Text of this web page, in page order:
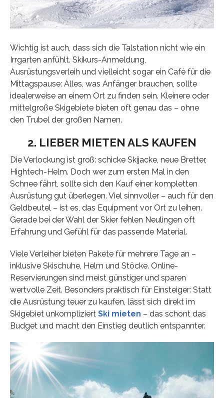
Wichtig ist auch, dass sich die Talstation nicht wie ein
Irrgarten anfühlt. Skikurs-Anmeldung,
Ausrüstungsverleih und vielleicht sogar ein Café für die
Mittagspause: Alles, was Anfänger brauchen, sollte
idealerweise an einem Ort zu finden sein. Kleinere oder
mittelgroße Skigebiete bieten oft genau das – ohne
den Trubel der großen Namen.
2. LIEBER MIETEN ALS KAUFEN
Die Verlockung ist groß: schicke Skijacke, neue Bretter,
Hightech-Helm. Doch wer zum ersten Mal in den
Schnee fährt, sollte sich den Kauf einer kompletten
Ausrüstung gut überlegen. Viel sinnvoller – auch für den
Geldbeutel – ist es, das Equipment vor Ort zu leihen.
Gerade bei der Wahl der Skier fehlen Neulingen oft
Erfahrung und Gefühl für das passende Material.
Viele Verleiher bieten Pakete für mehrere Tage an –
inklusive Skischuhe, Helm und Stöcke. Online-
Reservierungen sind meist günstiger und sparen
wertvolle Zeit. Besonders praktisch für Einsteiger: Statt
die Ausrüstung teuer zu kaufen, lässt sich direkt im
Skigebiet unkompliziert Ski mieten – das schont das
Budget und macht den Einstieg deutlich entspannter.